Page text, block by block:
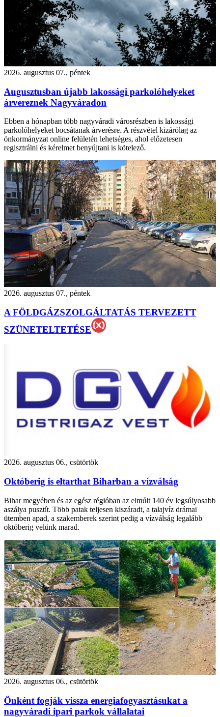
2026. augusztus 07., péntek
Augusztusban újabb lakossági parkolóhelyeket
árvereznek Nagyváradon
Ebben a hónapban több nagyváradi városrészben is lakossági
parkolóhelyeket bocsátanak árverésre. A részvétel kizárólag az
önkormányzat online felületén lehetséges, ahol előzetesen
regisztrálni és kérelmet benyújtani is kötelező.
2026. augusztus 07., péntek
A FÖLDGÁZSZOLGÁLTATÁS TERVEZETT
SZÜNETELTETÉSE
2026. augusztus 06., csütörtök
Októberig is eltarthat Biharban a vízválság
Bihar megyében és az egész régióban az elmúlt 140 év legsúlyosabb
aszálya pusztít. Több patak teljesen kiszáradt, a talajvíz drámai
ütemben apad, a szakemberek szerint pedig a vízválság legalább
októberig velünk marad.
2026. augusztus 06., csütörtök
Önként fogják vissza energiafogyasztásukat a
nagyváradi ipari parkok vállalatai